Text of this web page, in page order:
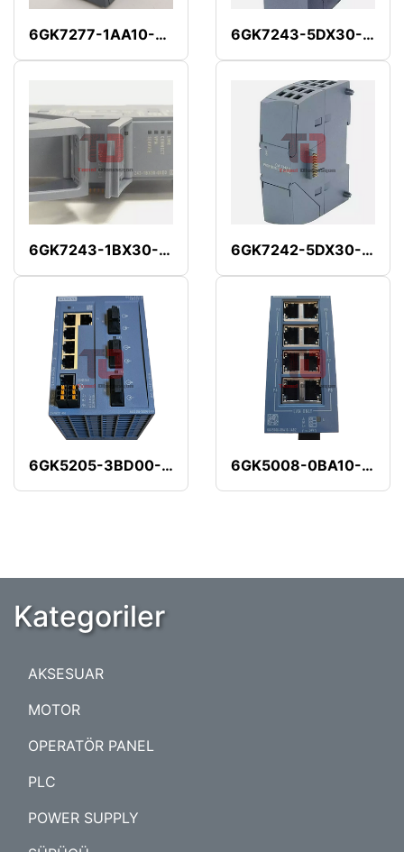
6GK7277-1AA10-0AA0 6GK7243-5DX30-0XE0
6GK7243-1BX30-0XE0 6GK7242-5DX30-0XE0
6GK5205-3BD00-2AB2 6GK5008-0BA10-1AB2
Kategoriler
AKSESUAR
MOTOR
OPERATÖR PANEL
PLC
POWER SUPPLY